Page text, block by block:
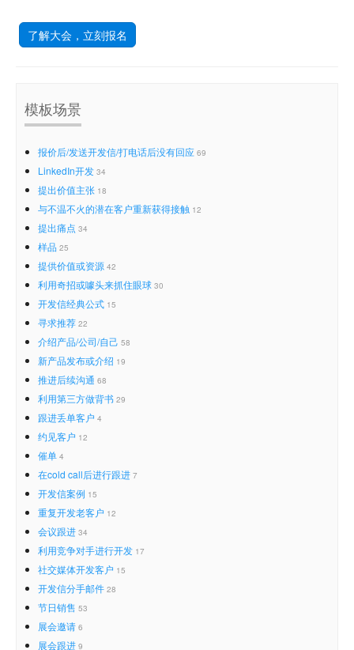
了解大会，立刻报名
模板场景
报价后/发送开发信/打电话后没有回应 69
LinkedIn开发 34
提出价值主张 18
与不温不火的潜在客户重新获得接触 12
提出痛点 34
样品 25
提供价值或资源 42
利用奇招或噱头来抓住眼球 30
开发信经典公式 15
寻求推荐 22
介绍产品/公司/自己 58
新产品发布或介绍 19
推进后续沟通 68
利用第三方做背书 29
跟进丢单客户 4
约见客户 12
催单 4
在cold call后进行跟进 7
开发信案例 15
重复开发老客户 12
会议跟进 34
利用竞争对手进行开发 17
社交媒体开发客户 15
开发信分手邮件 28
节日销售 53
展会邀请 6
展会跟进 9